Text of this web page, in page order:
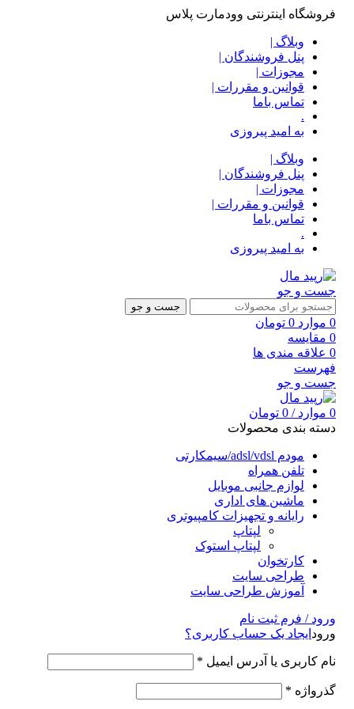
فروشگاه اینترنتی وودمارت پلاس
وبلاگ |
پنل فروشندگان |
مجوزات |
قوانین و مقررات |
تماس باما
.
به امید پیروزی
وبلاگ |
پنل فروشندگان |
مجوزات |
قوانین و مقررات |
تماس باما
.
به امید پیروزی
جست و جو
جست و جو
0 موارد 0 تومان
0 مقایسه
0 علاقه مندی ها
فهرست
جست و جو
0 موارد /
0 تومان
دسته بندی محصولات
مودم adsl/vdsl/سیمکارتی
تلفن همراه
لوازم جانبی موبایل
ماشین های اداری
رایانه و تجهیزات کامپیوتری
لپتاپ
لپتاپ استوک
کارتخوان
طراحی سایت
آموزش طراحی سایت
ورود / فرم ثبت نام
ورود ایجاد یک حساب کاربری؟
نام کاربری یا آدرس ایمیل *
گذرواژه *